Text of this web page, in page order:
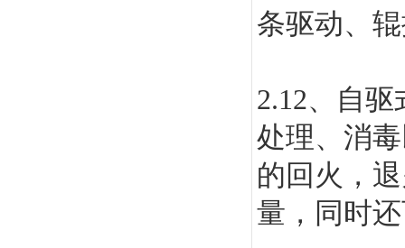
条驱动、
2.12、自驱
处理、消
的回火，
量，同时